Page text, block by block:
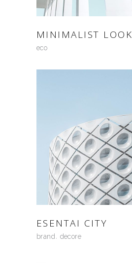
MINIMALIST LOOK
eco
ESENTAI CITY
brand decore